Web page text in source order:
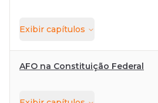
Exibir capítulos
AFO na Constituição Federal